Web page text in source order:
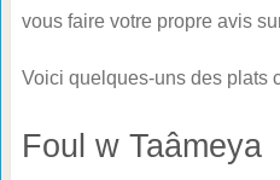
vous faire votre propre avis
Voici quelques-uns des plats
Foul w Taâmeya